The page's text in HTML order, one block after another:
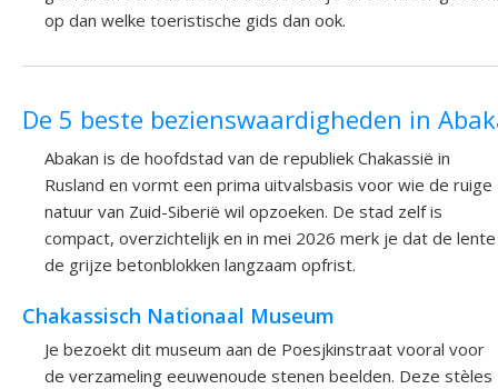
op dan welke toeristische gids dan ook.
De 5 beste bezienswaardigheden in
Abakan is de hoofdstad van de republiek Chakassië in
Rusland en vormt een prima uitvalsbasis voor wie de ruige
natuur van Zuid-Siberië wil opzoeken. De stad zelf is
compact, overzichtelijk en in mei 2026 merk je dat de lente
de grijze betonblokken langzaam opfrist.
Chakassisch Nationaal Museum
Je bezoekt dit museum aan de Poesjkinstraat vooral voor
de verzameling eeuwenoude stenen beelden. Deze stèles